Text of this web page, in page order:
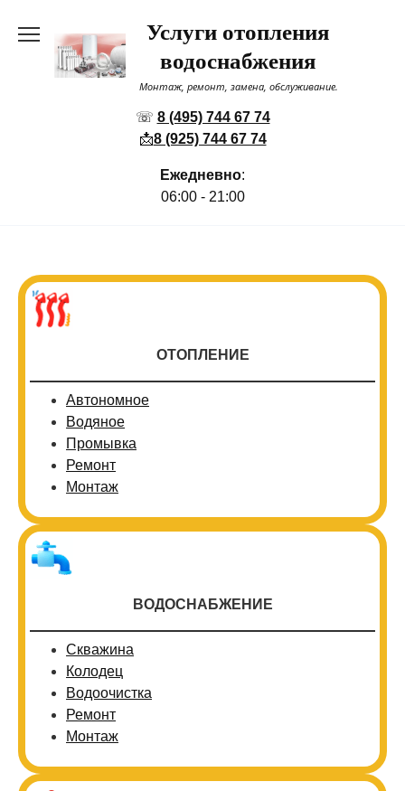
содержанию
Услуги отопления
водоснабжения
Монтаж, ремонт, замена, обслуживание.
☏ 8 (495) 744 67 74
📩8 (925) 744 67 74
Ежедневно:
06:00 - 21:00
ОТОПЛЕНИЕ
Автономное
Водяное
Промывка
Ремонт
Монтаж
ВОДОСНАБЖЕНИЕ
Скважина
Колодец
Водоочистка
Ремонт
Монтаж